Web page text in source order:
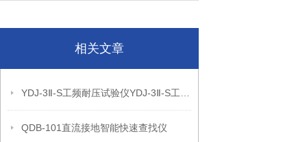
相关文章
QDB-101直流接地智能快速查找仪